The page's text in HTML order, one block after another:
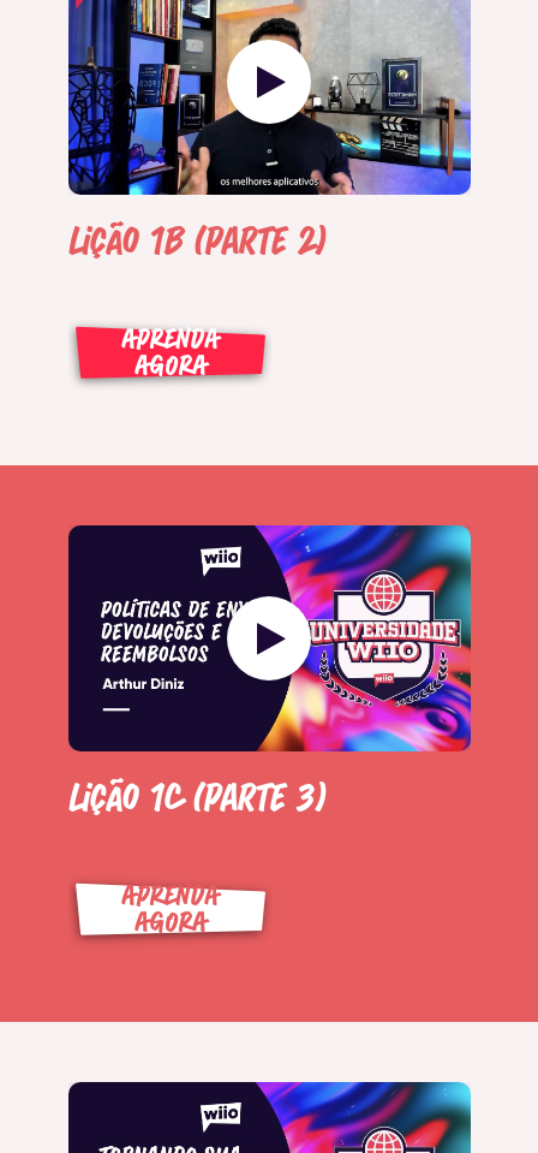
Lição 1B (Parte 2)
APRENDA
AGORA
Lição 1C (Parte 3)
APRENDA
AGORA